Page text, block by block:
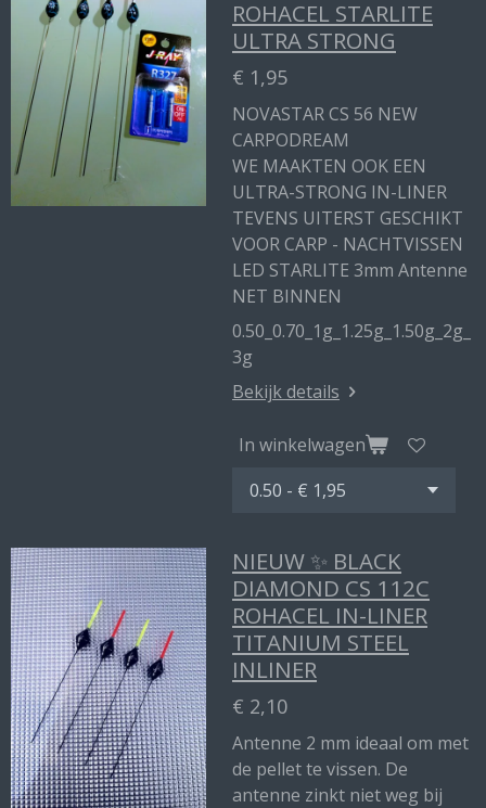
ROHACEL STARLITE
ULTRA STRONG
€ 1,95
NOVASTAR CS 56 NEW
CARPODREAM
WE MAAKTEN OOK EEN
ULTRA-STRONG IN-LINER
TEVENS UITERST GESCHIKT
VOOR CARP - NACHTVISSEN
LED STARLITE 3mm Antenne
NET BINNEN
0.50_0.70_1g_1.25g_1.50g_2g_
3g
Bekijk details
In winkelwagen
NIEUW ✨ BLACK
DIAMOND CS 112C
ROHACEL IN-LINER
TITANIUM STEEL
INLINER
€ 2,10
Antenne 2 mm ideaal om met
de pellet te vissen. De
antenne zinkt niet weg bij